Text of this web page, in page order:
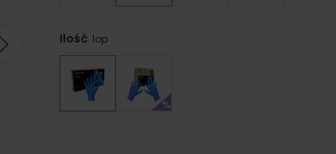
Następny
Ilość 1op